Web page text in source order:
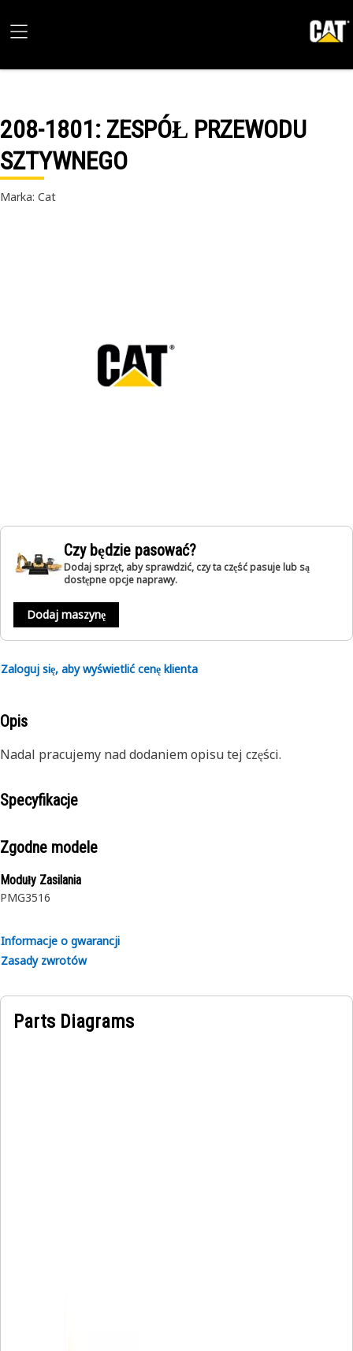
208-1801: ZESPÓŁ PRZEWODU
SZTYWNEGO
Marka: Cat
Czy będzie pasować?
Dodaj sprzęt, aby sprawdzić, czy ta część pasuje lub są
dostępne opcje naprawy.
Dodaj maszynę
Zaloguj się, aby wyświetlić cenę klienta
Opis
Nadal pracujemy nad dodaniem opisu tej części.
Specyfikacje
Zgodne modele
Moduły Zasilania
PMG3516
Informacje o gwarancji
Zasady zwrotów
Parts Diagrams